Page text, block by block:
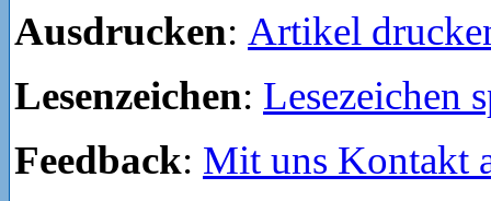
Ausdrucken: Artikel
Lesenzeichen: Lesezeichen
Feedback: Mit uns Kontakt